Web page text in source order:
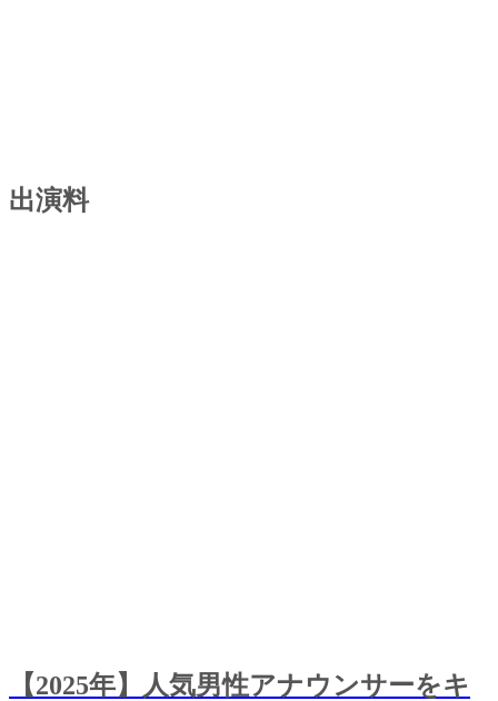
出演料
【2025年】人気男性アナウンサーをキ